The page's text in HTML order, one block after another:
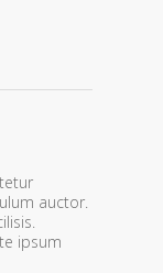
auctor.
ipsum